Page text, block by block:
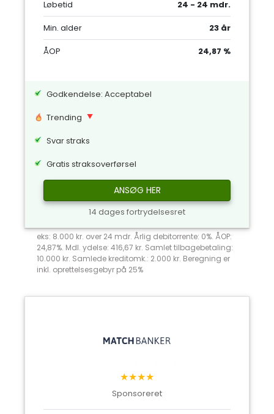
Løbetid
24 - 24 mdr.
Min. alder
23 år
ÅOP
24,87 %
Godkendelse: Acceptabel
Trending
Svar straks
Gratis straksoverførsel
ANSØG HER
14 dages fortrydelsesret
eks: 8.000 kr. over 24 mdr. Årlig debitorrente: 0%. ÅOP:
24,87%. Mdl. ydelse: 416,67 kr. Samlet tilbagebetaling:
10.000 kr. Samlede kreditomk.: 2.000 kr. Beregning er
inkl. oprettelsesgebyr på 25%
★★★★
Sponsoreret